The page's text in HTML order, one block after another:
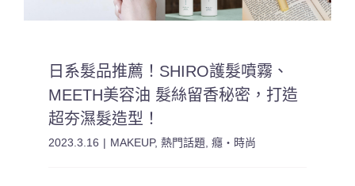
日系髮品推薦！SHIRO護髮噴霧、
MEETH美容油 髮絲留香秘密，打造
超夯濕髮造型！
2023.3.16 | MAKEUP,熱門話題,癮・時尚